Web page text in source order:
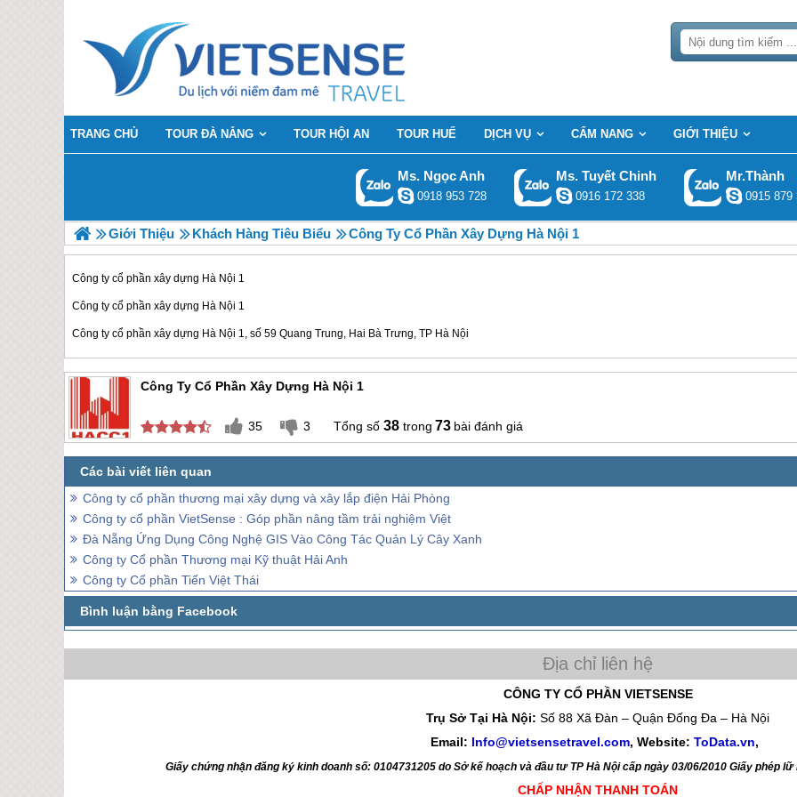
TRANG CHỦ TOUR ĐÀ NẴNG TOUR HỘI AN TOUR HUẾ DỊCH VỤ CẨM NANG GIỚI THIỆU
Ms. Ngọc Anh
0918 953 728
Ms. Tuyết Chinh
0916 172 338
Mr.Thành
0915 879
Giới Thiệu Khách Hàng Tiêu Biểu Công Ty Cổ Phần Xây Dựng Hà Nội 1
Công ty cổ phần xây dựng Hà Nội 1
Công ty cổ phần xây dựng Hà Nội 1
Công ty cổ phần xây dựng Hà Nội 1, số 59 Quang Trung, Hai Bà Trưng, TP Hà Nội
Công Ty Cổ Phần Xây Dựng Hà Nội 1
35 3 38 73 bài đánh giá
Công ty cổ phần thương mại xây dựng và xây lắp điện Hải Phòng
Công ty cổ phần VietSense : Góp phần nâng tầm trải nghiệm Việt
Đà Nẵng Ứng Dụng Công Nghệ GIS Vào Công Tác Quản Lý Cây Xanh
Công ty Cổ phần Thương mại Kỹ thuật Hải Anh
Công ty Cổ phần Tiến Việt Thái
CÔNG TY CỔ PHẦN VIETSENSE
Trụ Sở Tại Hà Nội: Số 88 Xã Đàn – Quận Đống Đa – Hà Nội
Email: Info@vietsensetravel.com, Website: ToData.vn,
Giấy chứng nhận đăng ký kinh doanh số: 0104731205 do Sở kế hoạch và đầu tư TP Hà Nội cấp ngày 03/06/2010 Giấy phép lữ
CHẤP NHẬN THANH TOÁN